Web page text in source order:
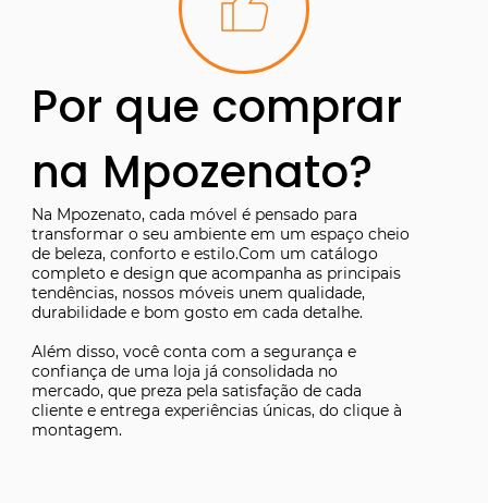
Por que comprar
na Mpozenato?
Na Mpozenato, cada móvel é pensado para
transformar o seu ambiente em um espaço cheio
de beleza, conforto e estilo.Com um catálogo
completo e design que acompanha as principais
tendências, nossos móveis unem qualidade,
durabilidade e bom gosto em cada detalhe.
Além disso, você conta com a segurança e
confiança de uma loja já consolidada no
mercado, que preza pela satisfação de cada
cliente e entrega experiências únicas, do clique à
montagem.